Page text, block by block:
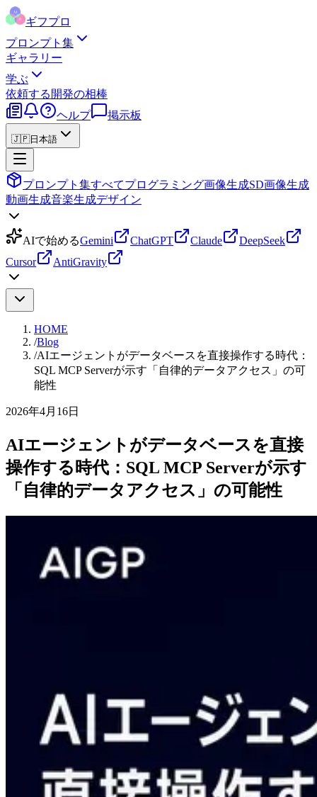
ギフプロ
プロンプト集
ギャラリー
学ぶ
依頼する 開発の相棒
ヘルプ
掲示板
🇯🇵日本語
プロンプト集すべてプログラミング画像生成SD画像生成
動画生成音楽生成デザイン
AIで始めるGemini ChatGPT Claude
DeepSeek
Cursor
AntiGravity
HOME
/Blog
/AIエージェントがデータベースを直接操作する時代：
SQL MCP Serverが示す「自律的データアクセス」の可
能性
2026年4月16日
AIエージェントがデータベースを直接
操作する時代：SQL MCP Serverが示す
「自律的データアクセス」の可能性